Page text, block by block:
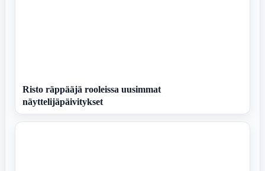
Risto räppääjä rooleissa uusimmat
näyttelijäpäivitykset